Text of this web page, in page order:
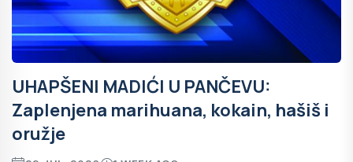
UHAPŠENI MADIĆI U PANČEVU:
Zaplenjena marihuana, kokain, hašiš i
oružje